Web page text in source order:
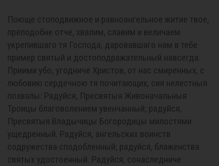
Поюще стоподвижное и равноангельное житие твое,
преподобне отче, хвалим, славим и величаем
укрепившаго тя Господа, даровавшаго нам в тебе
пример святый и достоподражательный навсегда.
Приими убо, угодниче Христов, от нас смиренных, с
любовию сердечною тя почитающих, сия нелестныя
похвалы: Радуйся, Пресвятыя Живоначальныя
Троицы благоволением увенчанный; радуйся,
Пресвятыя Владычицы Богородицы милостями
ущедренный. Радуйся, ангельских воинств
содружества сподобленный; радуйся, блаженства
святых удостоенный. Радуйся, сонаследниче